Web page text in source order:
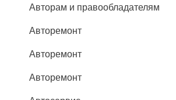
Авторам и правообладателям
Авторемонт
Авторемонт
Авторемонт